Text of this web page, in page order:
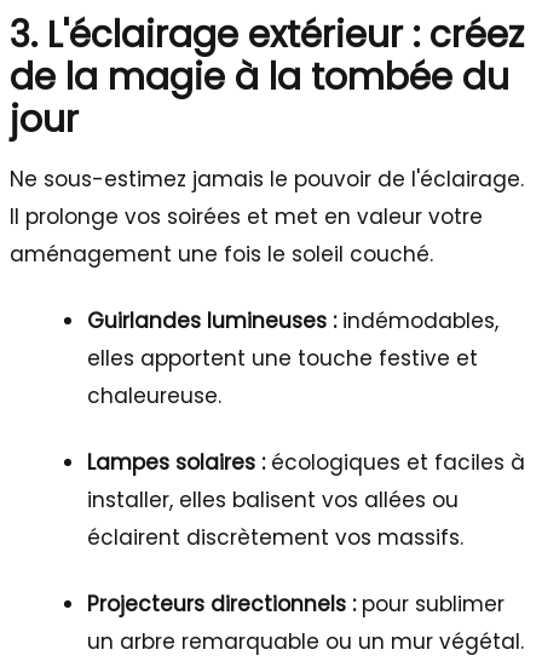
3. L'éclairage extérieur : créez
de la magie à la tombée du
jour
Ne sous-estimez jamais le pouvoir de l'éclairage.
Il prolonge vos soirées et met en valeur votre
aménagement une fois le soleil couché.
Guirlandes lumineuses :indémodables,
elles apportent une touche festive et
chaleureuse.
Lampes solaires :écologiques et faciles à
installer, elles balisent vos allées ou
éclairent discrètement vos massifs.
Projecteurs directionnels :pour sublimer
un arbre remarquable ou un mur végétal.